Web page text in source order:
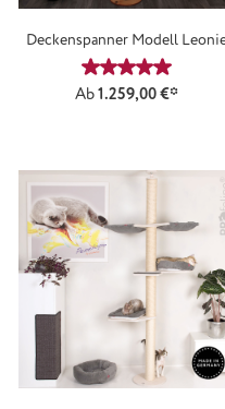
Deckenspanner Modell
Ab1.259,00 €*